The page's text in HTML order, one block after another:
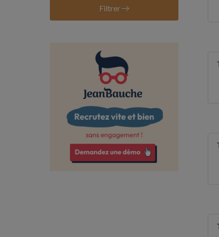
Bas-Rhin
Calvados
Charente
Charente-Maritime
Corrèze
Filtrer